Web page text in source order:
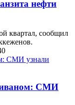
нефти
квартал, сообщил
СМИ